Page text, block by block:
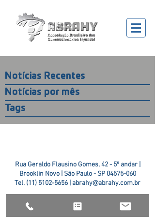
Notícias Recentes
Notícias por mês
Tags
Rua Geraldo Flausino Gomes, 42 - 5º andar |
Brooklin Novo | São Paulo - SP 04575-060
Tel. (11) 5102-5656 abrahy@abrahy.com.br
©2018 ABRAHY. criado pela TR2 Art + Design